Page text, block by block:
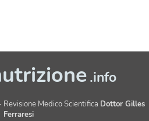
.info
Medico Scientifica Dottor Gilles
Ferraresi